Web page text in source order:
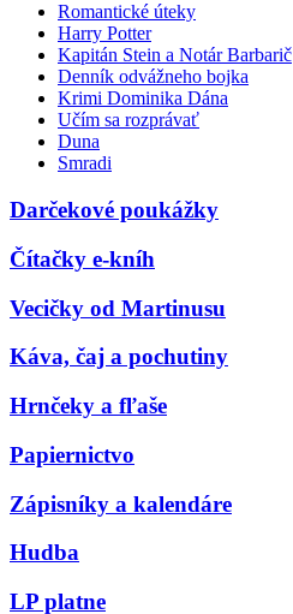
Romantické úteky
Harry Potter
Kapitán Stein a Notár Barbarič
Denník odvážneho bojka
Krimi Dominika Dána
Učím sa rozprávať
Duna
Smradi
Darčekové poukážky
Čítačky e-kníh
Vecičky od Martinusu
Káva, čaj a pochutiny
Hrnčeky a fľaše
Papiernictvo
Zápisníky a kalendáre
Hudba
LP platne